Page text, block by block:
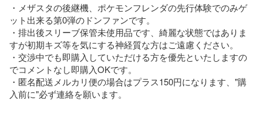
・メザスタの後継機、ポケモンフレンダの先行体験でのみゲ
ット出来る第0弾のドンファンです。
・排出後スリーブ保管未使用品です、綺麗な状態ではありま
すが初期キズ等を気にする神経質な方はご遠慮ください。
・交渉中でも即購入していただける方を優先といたしますの
でコメントなし即購入OKです。
・匿名配送メルカリ便の場合はプラス150円になります、"購
入前に"必ず連絡を願います。